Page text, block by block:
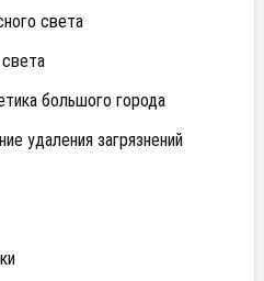
света
большого города
удаления загрязнений